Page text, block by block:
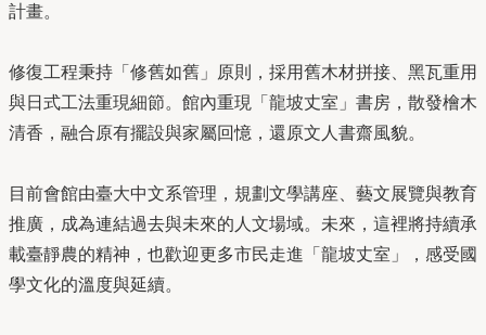
計畫。
修復工程秉持「修舊如舊」原則，採用舊木材拼接、黑瓦重用
與日式工法重現細節。館內重現「龍坡丈室」書房，散發檜木
清香，融合原有擺設與家屬回憶，還原文人書齋風貌。
目前會館由臺大中文系管理，規劃文學講座、藝文展覽與教育
推廣，成為連結過去與未來的人文場域。未來，這裡將持續承
載臺靜農的精神，也歡迎更多市民走進「龍坡丈室」，感受國
學文化的溫度與延續。